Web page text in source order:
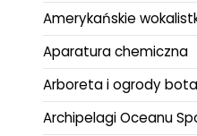
Amerykańskie
Aparatura chemiczna
Arboreta i ogrody
Archipelagi Oceanu